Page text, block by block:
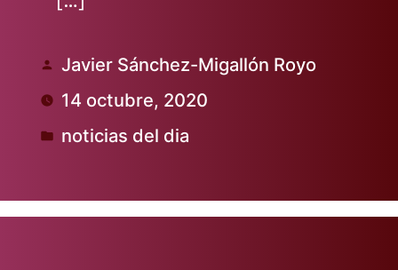
Publicado
por
Javier Sánchez-Migallón Royo
14 octubre, 2020
Publicado
noticias del dia